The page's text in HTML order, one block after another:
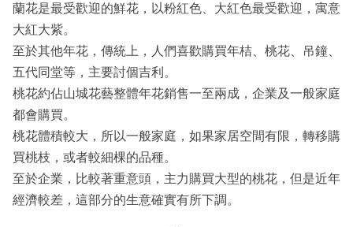
蘭花是最受歡迎的鮮花，以粉紅色、大紅色最受歡迎，寓意
大紅大紫。
至於其他年花，傳統上，人們喜歡購買年桔、桃花、吊鐘、
五代同堂等，主要討個吉利。
桃花約佔山城花藝整體年花銷售一至兩成，企業及一般家庭
都會購買。
桃花體積較大，所以一般家庭，如果家居空間有限，轉移購
買桃枝，或者較細棵的品種。
至於企業，比較著重意頭，主力購買大型的桃花，但是近年
經濟較差，這部分的生意確實有所下調。